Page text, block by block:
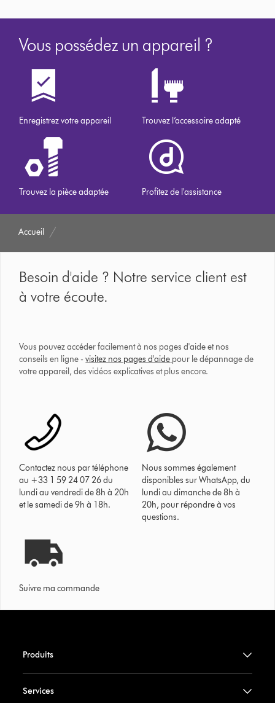
Vous possédez un appareil ?
Enregistrez votre appareil Trouvez l’accessoire adapté
Trouvez la pièce adaptée Profitez de l'assistance
Accueil
Besoin d'aide ? Notre service client est
à votre écoute.
Vous pouvez accéder facilement à nos pages d'aide et nos
conseils en ligne -visitez nos pages d'aide pour le dépannage de
votre appareil, des vidéos explicatives et plus encore.
Contactez nous par téléphone
au +33 1 59 24 07 26 du
lundi au vendredi de 8h à 20h
et le samedi de 9h à 18h.
Nous sommes également
disponibles sur WhatsApp, du
lundi au dimanche de 8h à
20h, pour répondre à vos
questions.
Suivre ma commande
Produits
Services